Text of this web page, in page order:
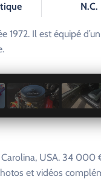
N.C.
1972. Il est équipé
USA. 34 000
et vidéos